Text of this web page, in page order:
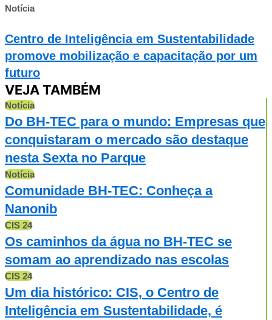
Notícia
Centro de Inteligência em Sustentabilidade
promove mobilização e capacitação por um
futuro
VEJA TAMBÉM
Notícia
Do BH-TEC para o mundo: Empresas que
conquistaram o mercado são destaque
nesta Sexta no Parque
Notícia
Comunidade BH-TEC: Conheça a
Nanonib
CIS 24
Os caminhos da água no BH-TEC se
somam ao aprendizado nas escolas
CIS 24
Um dia histórico: CIS, o Centro de
Inteligência em Sustentabilidade, é